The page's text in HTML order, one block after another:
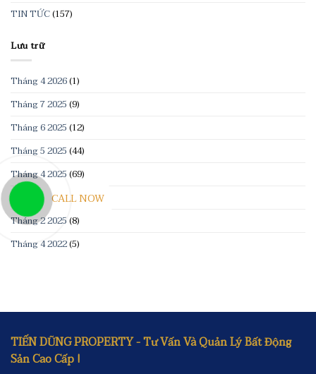
TIN TỨC(157)
Lưu trữ
Tháng 4 2026(1)
Tháng 7 2025(9)
Tháng 6 2025(12)
Tháng 5 2025(44)
Tháng 4 2025(69)
Tháng 3 2025(9)
Tháng 2 2025(8)
Tháng 4 2022(5)
TIẾN DŨNG PROPERTY - Tư Vấn Và Quản Lý Bất Động
Sản Cao Cấp !
CALL NOW